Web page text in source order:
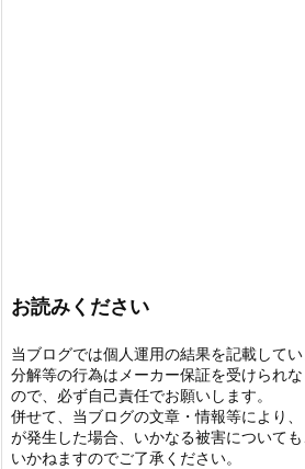
お読みください
当ブログでは個人運用の結果を記載してい
分解等の行為はメーカー保証を受けられ
ので、必ず自己責任でお願いします。
併せて、当ブログの文章・情報等により
が発生した場合、いかなる被害について
いかねますのでご了承ください。